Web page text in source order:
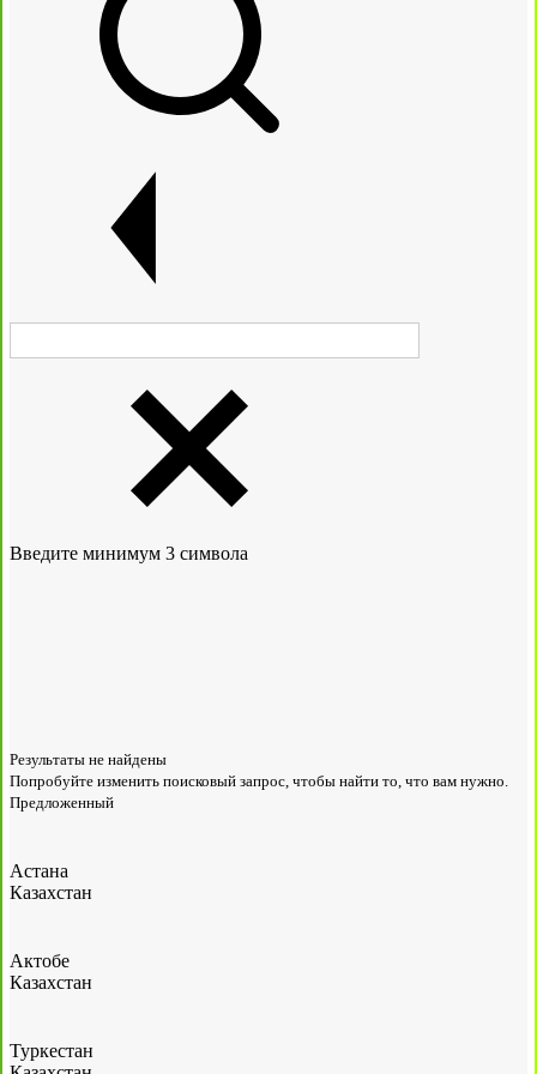
Введите минимум 3 символа
Результаты не найдены
Попробуйте изменить поисковый запрос, чтобы найти то, что вам нужно.
Предложенный
Астана
Казахстан
Актобе
Казахстан
Туркестан